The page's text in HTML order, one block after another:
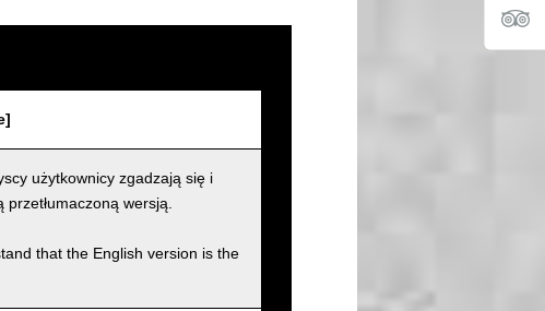
użytkownicy zgadzają się i
wersją.
that the English version is the